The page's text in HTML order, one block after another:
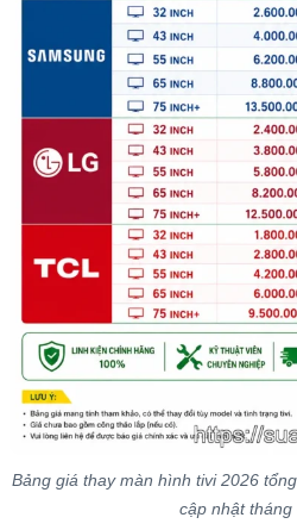
Bảng giá thay màn hình tivi 2026
cập nhật tháng